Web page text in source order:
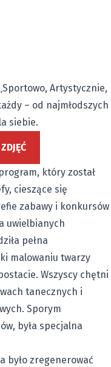
Artystycznie,
– od najmłodszych
siebie.
który został
cieszące się
zabawy i konkursów
uwielbianych
pełna
malowaniu twarzy
Wszyscy chętni
tanecznych i
Sporym
była specjalna
było zregenerować